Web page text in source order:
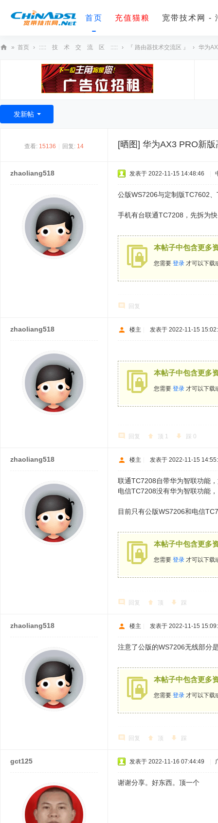
首页 充值猫粮 宽带技术网 -
术
» 首页 › ::::: 技 术 交 流 区 ::::: › 『 路由器技术交流区 』 › 华为
发新帖
查看: 15136 回复: 14 [晒图] 华为AX3 PRO新
zhaoliang518 发表于 2022-11-15 14:48:46
公版WS7206与定制版TC7602
手机有台联通TC7208，先拆为快
本帖子中包含更多
您需要 登录 才可以下载
回复
zhaoliang518 楼主 发表于 2022-11-15
本帖子中包含更多
您需要 登录 才可以下载
回复 顶 1 踩 0
zhaoliang518 楼主 发表于 2022-11-15
联通TC7208自带华为智联功能
电信TC7208没有华为智联功能
目前只有公版WS7206和电信
本帖子中包含更多
您需要 登录 才可以下载
回复 顶 踩
zhaoliang518 楼主 发表于 2022-11-15
注意了公版的WS7206无线部分
本帖子中包含更多
您需要 登录 才可以下载
回复 顶 踩
gct125 发表于 2022-11-16 07:44:49
谢谢分享。好东西。顶一个